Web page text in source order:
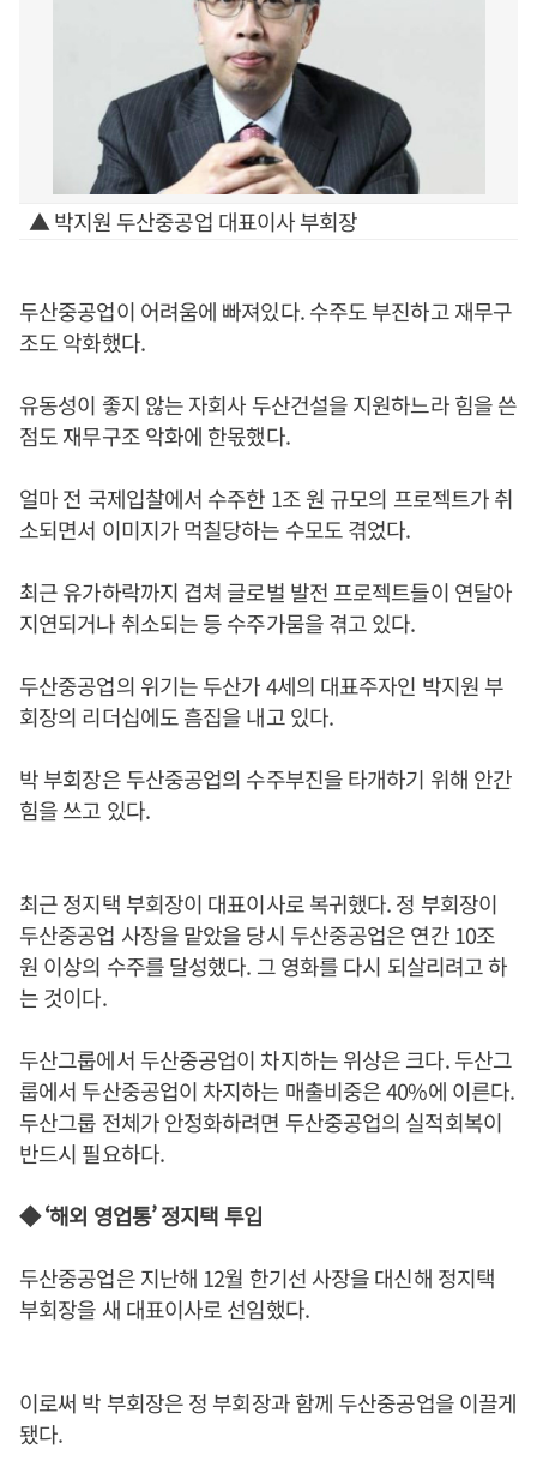
▲ 박지원 두산중공업 대표이사 부회장
두산중공업이 어려움에 빠져있다. 수주도 부진하고 재무구
조도 악화했다.
유동성이 좋지 않는 자회사 두산건설을 지원하느라 힘을 쓴
점도 재무구조 악화에 한몫했다.
얼마 전 국제입찰에서 수주한 1조 원 규모의 프로젝트가 취
소되면서 이미지가 먹칠당하는 수모도 겪었다.
최근 유가하락까지 겹쳐 글로벌 발전 프로젝트들이 연달아
지연되거나 취소되는 등 수주가뭄을 겪고 있다.
두산중공업의 위기는 두산가 4세의 대표주자인 박지원 부
회장의 리더십에도 흠집을 내고 있다.
박 부회장은 두산중공업의 수주부진을 타개하기 위해 안간
힘을 쓰고 있다.
최근 정지택 부회장이 대표이사로 복귀했다. 정 부회장이
두산중공업 사장을 맡았을 당시 두산중공업은 연간 10조
원 이상의 수주를 달성했다. 그 영화를 다시 되살리려고 하
는 것이다.
두산그룹에서 두산중공업이 차지하는 위상은 크다. 두산그
룹에서 두산중공업이 차지하는 매출비중은 40%에 이른다.
두산그룹 전체가 안정화하려면 두산중공업의 실적회복이
반드시 필요하다.
◆ ‘해외 영업통’ 정지택 투입
두산중공업은 지난해 12월 한기선 사장을 대신해 정지택
부회장을 새 대표이사로 선임했다.
이로써 박 부회장은 정 부회장과 함께 두산중공업을 이끌게
됐다.